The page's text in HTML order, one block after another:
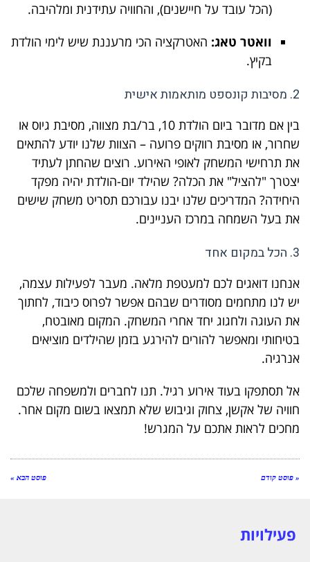
(הכל עובד על חיישנים), והחוויה עתידנית ומלהיבה.
וואטר טאג: האטרקציה הכי מרעננת שיש לימי הולדת
בקיץ.
2. מסיבות קונספט מותאמות אישית
בין אם מדובר ביום הולדת 10, בר/בת מצווה, מסיבת גיוס או
שחרור, או מסיבת רווקים פרועה – הצוות שלנו יודע להתאים
את תרחישי המשחק לאופי האירוע. רוצים שהחתן לעתיד
יצטרך "להציל" את הכלה? שהילד יום-הולדת יהיה מפקד
היחידה? המדריכים שלנו יבנו עבורכם תסריט משחק שישים
את בעל השמחה במרכז העניינים.
3. הכל במקום אחד
אנחנו דואגים לכם למעטפת מלאה. מעבר לפעילות עצמה,
יש לנו מתחמים מסודרים שבהם אפשר לפרוס כיבוד, לחתוך
את העוגה ולחגוג יחד אחרי המשחק. המקום מאובטח,
בטיחותי ומאפשר להורים להירגע בזמן שהילדים מוציאים
אנרגיה.
אל תסתפקו בעוד אירוע רגיל. תנו לחברים ולמשפחה שלכם
חוויה של אקשן, צחוק וגיבוש שלא תמצאו בשום מקום אחר.
מחכים לראות אתכם על המגרש!
« פוסט קודם פוסט הבא »
פעילויות